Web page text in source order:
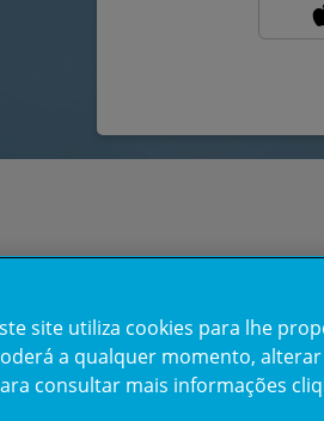
site utiliza cookies para lhe
a qualquer momento,
consultar mais informações